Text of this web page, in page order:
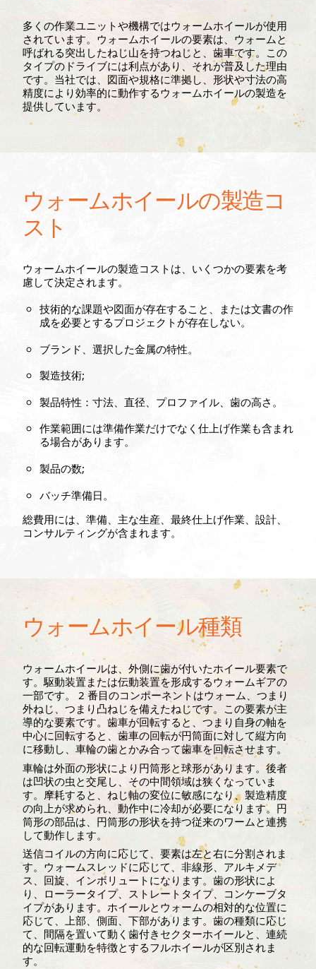
多くの作業ユニットや機構ではウォームホイールが使用
されています。ウォームホイールの要素は、ウォームと
呼ばれる突出したねじ山を持つねじと、歯車です。この
タイプのドライブには利点があり、それが普及した理由
です。当社では、図面や規格に準拠し、形状や寸法の高
精度により効率的に動作するウォームホイールの製造を
提供しています。
ウォームホイールの製造コ
スト
ウォームホイールの製造コストは、いくつかの要素を考
慮して決定されます。
技術的な課題や図面が存在すること、または文書の作
成を必要とするプロジェクトが存在しない。
ブランド、選択した金属の特性。
製造技術;
製品特性：寸法、直径、プロファイル、歯の高さ。
作業範囲には準備作業だけでなく仕上げ作業も含まれ
る場合があります。
製品の数;
バッチ準備日。
総費用には、準備、主な生産、最終仕上げ作業、設計、
コンサルティングが含まれます。
ウォームホイール種類
ウォームホイールは、外側に歯が付いたホイール要素で
す。駆動装置または伝動装置を形成するウォームギアの
一部です。 2 番目のコンポーネントはウォーム、つまり
外ねじ、つまり凸ねじを備えたねじです。この要素が主
導的な要素です。歯車が回転すると、つまり自身の軸を
中心に回転すると、歯車の回転が円筒面に対して縦方向
に移動し、車輪の歯とかみ合って歯車を回転させます。
車輪は外面の形状により円筒形と球形があります。後者
は凹状の虫と交尾し、その中間領域は狭くなっていま
す。摩耗すると、ねじ軸の変位に敏感になり、製造精度
の向上が求められ、動作中に冷却が必要になります。円
筒形の部品は、円筒形の形状を持つ従来のワームと連携
して動作します。
送信コイルの方向に応じて、要素は左と右に分割されま
す。ウォームスレッドに応じて、非線形、アルキメデ
ス、回旋、インボリュートになります。歯の形状によ
り、ローラータイプ、ストレートタイプ、コンケーブタ
イプがあります。ホイールとウォームの相対的な位置に
応じて、上部、側面、下部があります。歯の種類に応じ
て、間隔を置いて動く歯付きセクターホイールと、連続
的な回転運動を特徴とするフルホイールが区別されま
す。